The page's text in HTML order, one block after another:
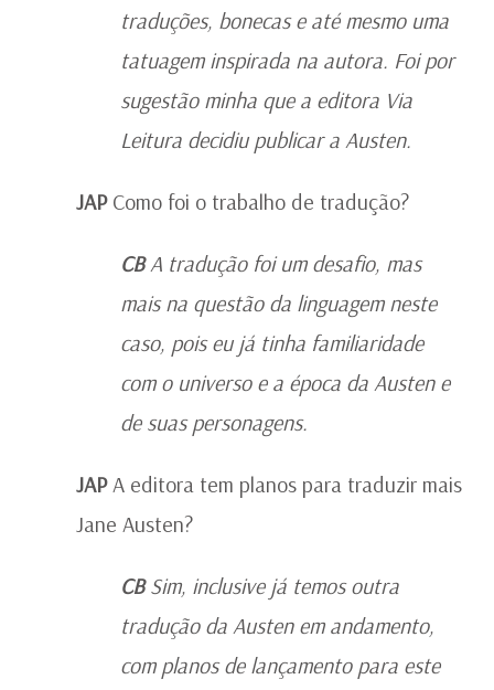
traduções, bonecas e até mesmo uma
tatuagem inspirada na autora. Foi por
sugestão minha que a editora Via
Leitura decidiu publicar a Austen.
JAPComo foi o trabalho de tradução?
CBA tradução foi um desafio, mas
mais na questão da linguagem neste
caso, pois eu já tinha familiaridade
com o universo e a época da Austen e
de suas personagens.
JAPA editora tem planos para traduzir mais
Jane Austen?
CBSim, inclusive já temos outra
tradução da Austen em andamento,
com planos de lançamento para este